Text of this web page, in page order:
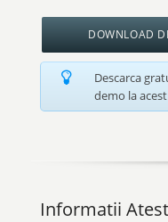
DOWNLOAD
Descarca
demo la
Informatii